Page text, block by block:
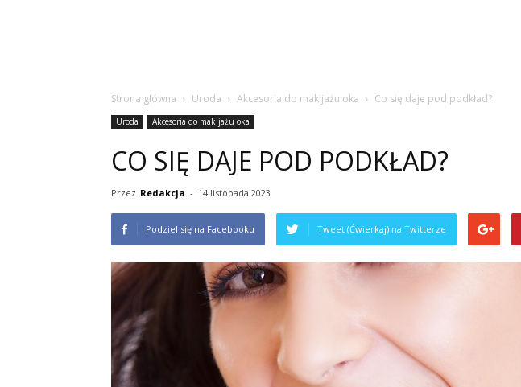
Strona główna Uroda Akcesoria do makijażu oka Co się daje pod podkład?
Uroda Akcesoria do makijażu oka
CO SIĘ DAJE POD PODKŁAD?
Przez Redakcja - 14 listopada 2023
Podziel się na Facebooku Tweet (Ćwierkaj) na Twitterze